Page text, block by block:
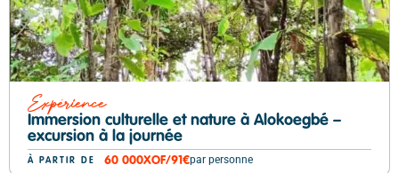
Expérience
Immersion culturelle et nature à Alokoegbé –
excursion à la journée
À PARTIR DE 60 000XOF/91€par personne